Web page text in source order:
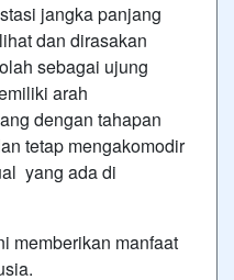
jangka panjang
dan dirasakan
sebagai ujung
arah
dengan tahapan
tetap mengakomodir
yang ada di
memberikan manfaat